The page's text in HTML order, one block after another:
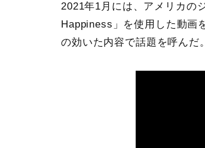
2021年1月には、アメリカの
Happiness」を使用した動画
の効いた内容で話題を呼んだ。